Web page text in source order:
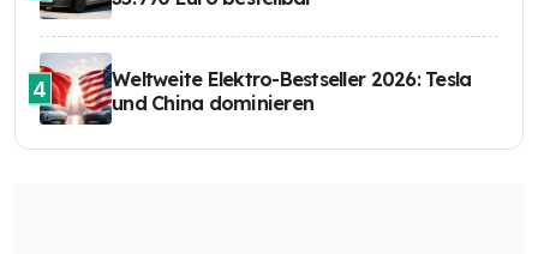
4
Weltweite Elektro-Bestseller 2026: Tesla
und China dominieren